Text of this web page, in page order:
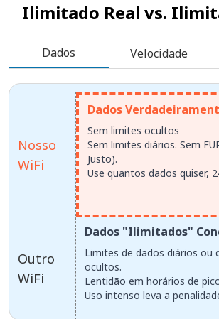
Ilimitado Real vs.
Dados Velocidade
Nosso
WiFi
Outro
WiFi
Dados
Sem limites ocultos
Sem limites diários. Sem
Justo).
Use quantos dados quiser,
Dados "Ilimitados"
Limites de dados diários ou
ocultos.
Lentidão em horários de
Uso intenso leva a